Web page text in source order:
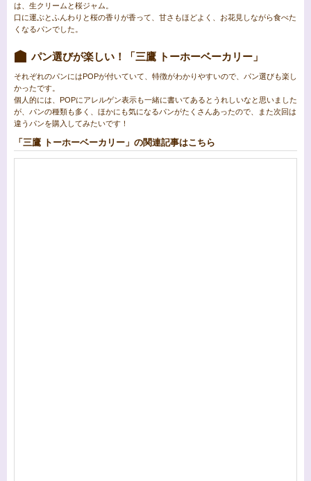
は、生クリームと桜ジャム。
口に運ぶとふんわりと桜の香りが香って、甘さもほどよく、お花見しながら食べた
くなるパンでした。
パン選びが楽しい！「三鷹 トーホーベーカリー」
それぞれのパンにはPOPが付いていて、特徴がわかりやすいので、パン選びも楽し
かったです。
個人的には、POPにアレルゲン表示も一緒に書いてあるとうれしいなと思いました
が、パンの種類も多く、ほかにも気になるパンがたくさんあったので、また次回は
違うパンを購入してみたいです！
「三鷹 トーホーベーカリー」の関連記事はこちら